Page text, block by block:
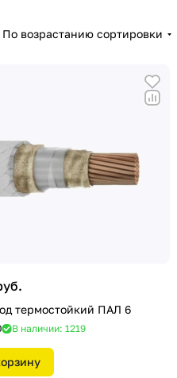
По возрастанию сортировки
термостойкий ПАЛ 6
В наличии: 1219